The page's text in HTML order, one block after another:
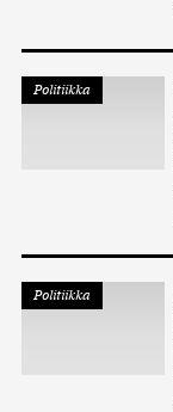
Politiikka
Politiikka